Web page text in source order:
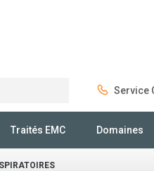
Service
Traités EMC Domaines